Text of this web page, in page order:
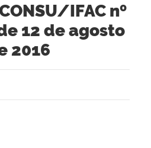
IFAC nº
12 de agosto
2016